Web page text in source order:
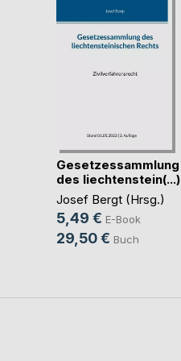
Gesetzessammlung
des liechtenstein(...)
Josef Bergt (Hrsg.)
5,49 € E-Book
29,50 € Buch